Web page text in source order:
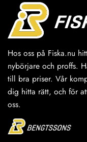
Hos oss på Fiska.nu
nybörjare och proffs.
till bra priser. Vår
dig hitta rätt, och för
oss.